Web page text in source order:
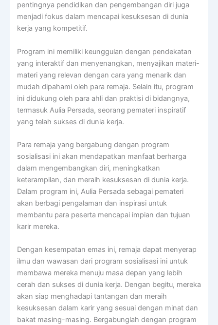
pentingnya pendidikan dan pengembangan diri juga
menjadi fokus dalam mencapai kesuksesan di dunia
kerja yang kompetitif.
Program ini memiliki keunggulan dengan pendekatan
yang interaktif dan menyenangkan, menyajikan materi-
materi yang relevan dengan cara yang menarik dan
mudah dipahami oleh para remaja. Selain itu, program
ini didukung oleh para ahli dan praktisi di bidangnya,
termasuk Aulia Persada, seorang pemateri inspiratif
yang telah sukses di dunia kerja.
Para remaja yang bergabung dengan program
sosialisasi ini akan mendapatkan manfaat berharga
dalam mengembangkan diri, meningkatkan
keterampilan, dan meraih kesuksesan di dunia kerja.
Dalam program ini, Aulia Persada sebagai pemateri
akan berbagi pengalaman dan inspirasi untuk
membantu para peserta mencapai impian dan tujuan
karir mereka.
Dengan kesempatan emas ini, remaja dapat menyerap
ilmu dan wawasan dari program sosialisasi ini untuk
membawa mereka menuju masa depan yang lebih
cerah dan sukses di dunia kerja. Dengan begitu, mereka
akan siap menghadapi tantangan dan meraih
kesuksesan dalam karir yang sesuai dengan minat dan
bakat masing-masing. Bergabunglah dengan program